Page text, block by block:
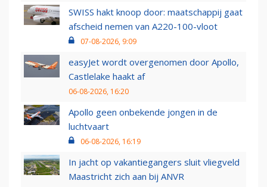
SWISS hakt knoop door: maatschappij gaat
afscheid nemen van A220-100-vloot
07-08-2026, 9:09
easyJet wordt overgenomen door Apollo,
Castlelake haakt af
06-08-2026, 16:20
Apollo geen onbekende jongen in de
luchtvaart
06-08-2026, 16:19
In jacht op vakantiegangers sluit vliegveld
Maastricht zich aan bij ANVR